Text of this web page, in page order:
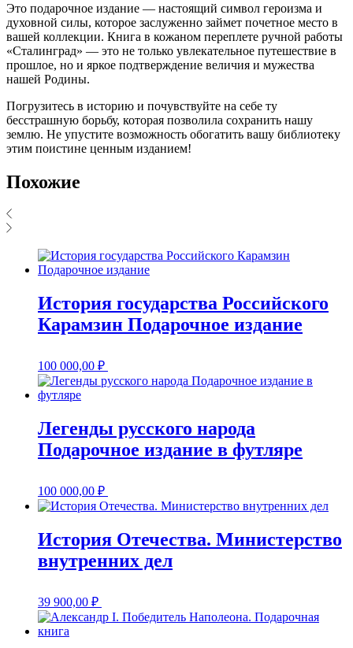
Это подарочное издание — настоящий символ героизма и
духовной силы, которое заслуженно займет почетное место в
вашей коллекции. Книга в кожаном переплете ручной работы
«Сталинград» — это не только увлекательное путешествие в
прошлое, но и яркое подтверждение величия и мужества
нашей Родины.
Погрузитесь в историю и почувствуйте на себе ту
бесстрашную борьбу, которая позволила сохранить нашу
землю. Не упустите возможность обогатить вашу библиотеку
этим поистине ценным изданием!
Похожие
История государства Российского
Карамзин Подарочное издание
100 000,00 ₽
Легенды русского народа
Подарочное издание в футляре
100 000,00 ₽
История Отечества. Министерство
внутренних дел
39 900,00 ₽